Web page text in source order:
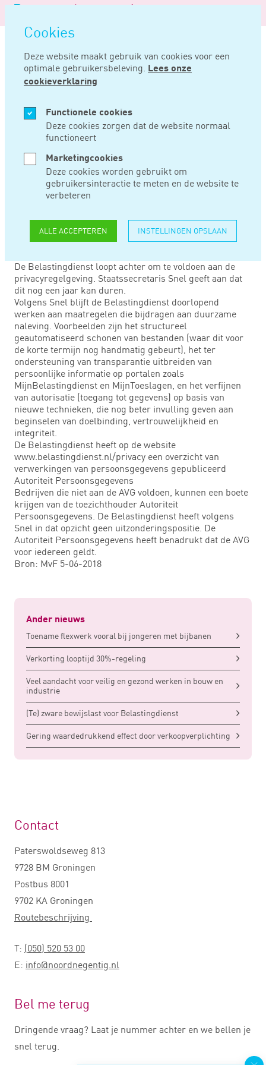
overslaan
Cookies
Deze website maakt gebruik van cookies voor een
optimale gebruikersbeleving. Lees onze
cookieverklaring
Functionele cookies
Deze cookies zorgen dat de website normaal
functioneert
Marketingcookies
Deze cookies worden gebruikt om
gebruikersinteractie te meten en de website te
verbeteren
ALLE ACCEPTEREN INSTELLINGEN OPSLAAN
Logo
Noord
Negentig
Home Nieuws
JUN 07, 2018
BELASTINGDIENST
PAS IN 2019 KLAAR
VOOR NIEUWE
PRIVACYWET
De Belastingdienst loopt achter om te voldoen aan de
privacyregelgeving. Staatssecretaris Snel geeft aan dat
dit nog een jaar kan duren.
Volgens Snel blijft de Belastingdienst doorlopend
werken aan maatregelen die bijdragen aan duurzame
naleving. Voorbeelden zijn het structureel
geautomatiseerd schonen van bestanden (waar dit voor
de korte termijn nog handmatig gebeurt), het ter
ondersteuning van transparantie uitbreiden van
persoonlijke informatie op portalen zoals
MijnBelastingdienst en MijnToeslagen, en het verfijnen
van autorisatie (toegang tot gegevens) op basis van
nieuwe technieken, die nog beter invulling geven aan
beginselen van doelbinding, vertrouwelijkheid en
integriteit.
De Belastingdienst heeft op de website
www.belastingdienst.nl/privacy een overzicht van
verwerkingen van persoonsgegevens gepubliceerd
Autoriteit Persoonsgegevens
Bedrijven die niet aan de AVG voldoen, kunnen een boete
krijgen van de toezichthouder Autoriteit
Persoonsgegevens. De Belastingdienst heeft volgens
Snel in dat opzicht geen uitzonderingspositie. De
Autoriteit Persoonsgegevens heeft benadrukt dat de AVG
voor iedereen geldt.
Bron: MvF 5-06-2018
Ander nieuws
Toename flexwerk vooral bij jongeren met bijbanen
Verkorting looptijd 30%-regeling
Veel aandacht voor veilig en gezond werken in bouw en
industrie
(Te) zware bewijslast voor Belastingdienst
Gering waardedrukkend effect door verkoopverplichting
Contact
Paterswoldseweg 813
9728 BM Groningen
Postbus 8001
9702 KA Groningen
Routebeschrijving
T: (050) 520 53 00
E: info@noordnegentig.nl
Bel me terug
Dringende vraag? Laat je nummer achter en we bellen je
snel terug.